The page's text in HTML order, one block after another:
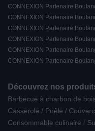
CONNEXION Partenaire
CONNEXION Partenaire
CONNEXION Partenaire
CONNEXION Partenaire
CONNEXION Partenaire
CONNEXION Partenaire
Découvrez nos
Barbecue à charbon de bois
Casserole / Poêle /
Consommable culinaire /